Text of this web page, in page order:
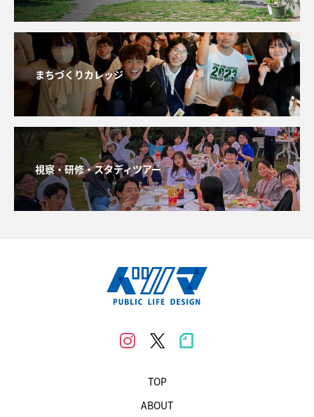
まちづくりカレッジ
視察・研修・スタディツアー
TOP
ABOUT